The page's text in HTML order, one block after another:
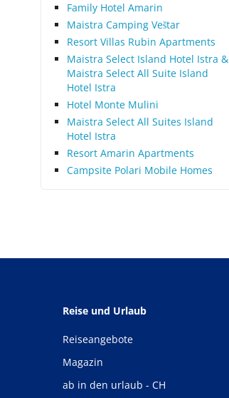
Family Hotel Amarin
Maistra Camping Veštar
Resort Villas Rubin Apartments
Maistra Select Island Hotel Istra &
Maistra Select All Suite Island
Hotel Istra
Hotel Monte Mulini
Maistra Select All Suites Island
Hotel Istra
Resort Amarin Apartments
Campsite Polari Mobile Homes
Reise und Urlaub
Reiseangebote
Magazin
ab in den urlaub - CH